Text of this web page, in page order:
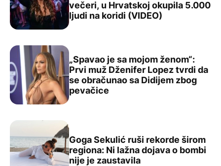
Ovo može samo Goga Sekulić: Pevačica nastupa
večeri, u Hrvatskoj okupila 5.000
ljudi na koridi (VIDEO)
„Spavao je sa mojom ženom“: Prvi muž Dženifer
„Spavao je sa mojom ženom“:
Prvi muž Dženifer Lopez tvrdi da
se obračunao sa Didijem zbog
pevačice
Goga Sekulić ruši rekorde širom regiona: Ni lažna
Goga Sekulić ruši rekorde širom
regiona: Ni lažna dojava o bombi
nije je zaustavila